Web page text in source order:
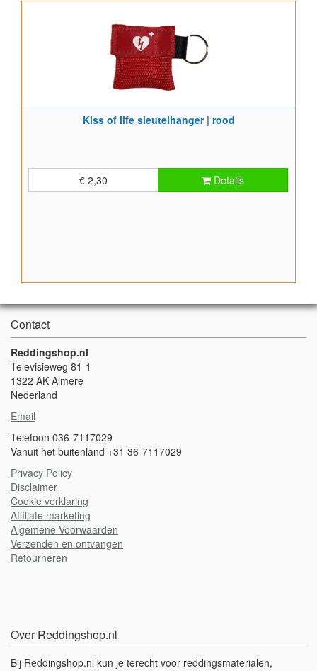
Kiss of life sleutelhanger | rood
€ 2,30 Details
Contact
Reddingshop.nl
Televisieweg 81-1
1322 AK Almere
Nederland
Email
Telefoon 036-7117029
Vanuit het buitenland +31 36-7117029
Privacy Policy
Disclaimer
Cookie verklaring
Affiliate marketing
Algemene Voorwaarden
Verzenden en ontvangen
Retourneren
Over Reddingshop.nl
Bij Reddingshop.nl kun je terecht voor reddingsmaterialen,